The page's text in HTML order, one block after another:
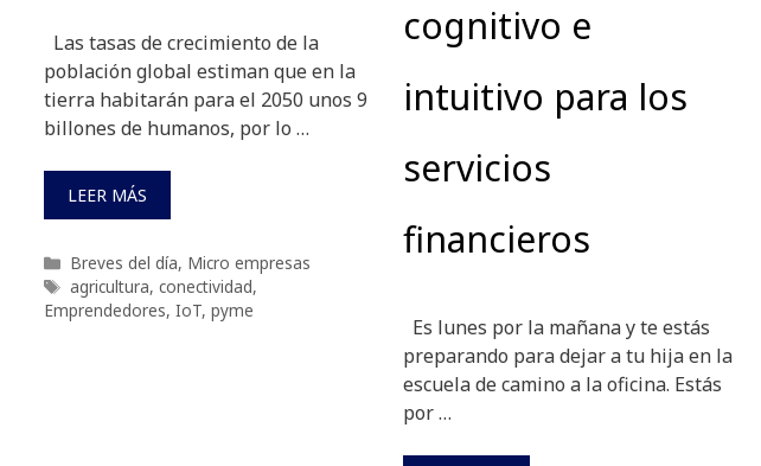
Las tasas de crecimiento de la
población global estiman que en la
tierra habitarán para el 2050 unos 9
billones de humanos, por lo …
LEER MÁS
Categorías
Breves del día, Micro empresas
Etiquetas
agricultura, conectividad,
Emprendedores, IoT, pyme
cognitivo e
intuitivo para los
servicios
financieros
Es lunes por la mañana y te estás
preparando para dejar a tu hija en la
escuela de camino a la oficina. Estás
por …